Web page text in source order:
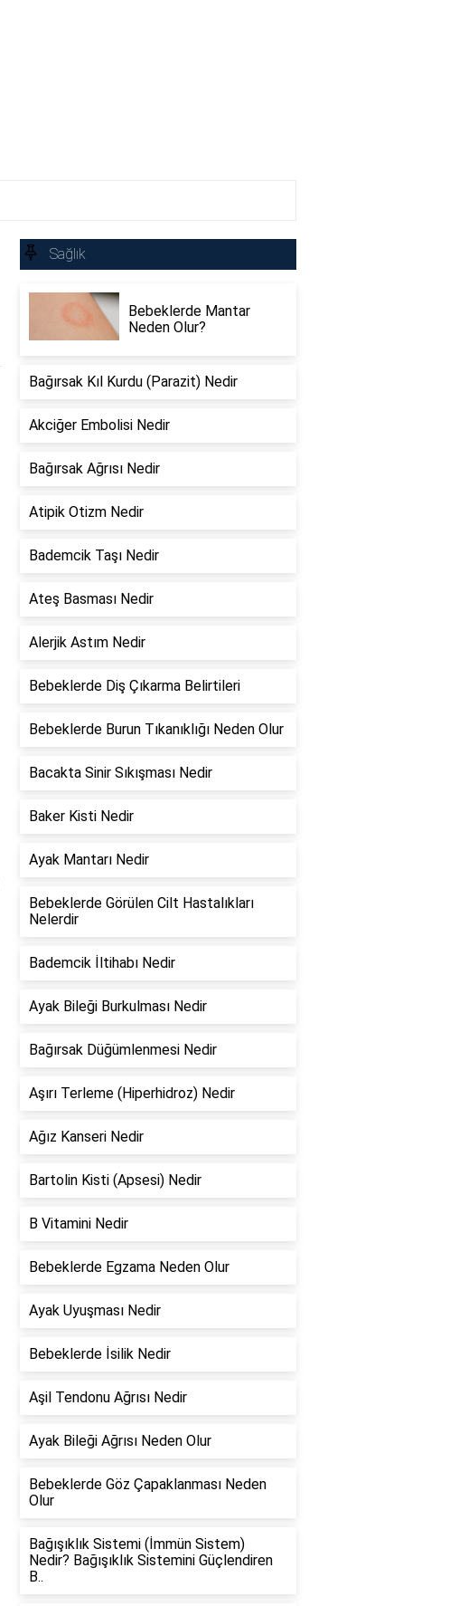
Sağlık
Bebeklerde Mantar
Neden Olur?
Bağırsak Kıl Kurdu (Parazit) Nedir
Akciğer Embolisi Nedir
Bağırsak Ağrısı Nedir
Atipik Otizm Nedir
Bademcik Taşı Nedir
Ateş Basması Nedir
Alerjik Astım Nedir
Bebeklerde Diş Çıkarma Belirtileri
Bebeklerde Burun Tıkanıklığı Neden Olur
Bacakta Sinir Sıkışması Nedir
Baker Kisti Nedir
Ayak Mantarı Nedir
Bebeklerde Görülen Cilt Hastalıkları
Nelerdir
Bademcik İltihabı Nedir
Ayak Bileği Burkulması Nedir
Bağırsak Düğümlenmesi Nedir
Aşırı Terleme (Hiperhidroz) Nedir
Ağız Kanseri Nedir
Bartolin Kisti (Apsesi) Nedir
B Vitamini Nedir
Bebeklerde Egzama Neden Olur
Ayak Uyuşması Nedir
Bebeklerde İsilik Nedir
Aşil Tendonu Ağrısı Nedir
Ayak Bileği Ağrısı Neden Olur
Bebeklerde Göz Çapaklanması Neden
Olur
Bağışıklık Sistemi (İmmün Sistem)
Nedir? Bağışıklık Sistemini Güçlendiren
B..